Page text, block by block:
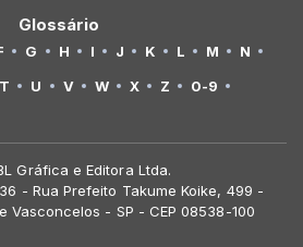
Glossário
G H I J K L M
N
T U V W X Z 0-9
Gráfica e Editora Ltda.
- Rua Prefeito Takume Koike, 499 -
Vasconcelos - SP - CEP 08538-100